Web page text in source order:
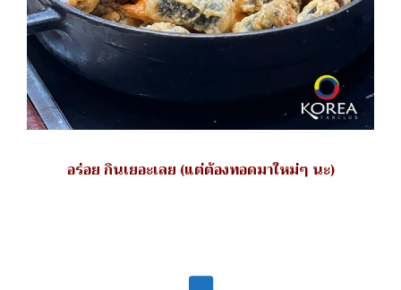
อร่อย กินเยอะเลย (แต่ต้องทอดมาใหม่ๆ นะ)